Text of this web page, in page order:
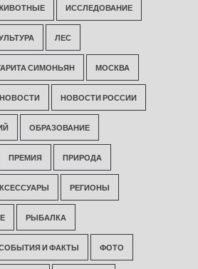
ИССЛЕДОВАНИЕ
ЛЕС
СИМОНЬЯН МОСКВА
НОВОСТИ НОВОСТИ РОССИИ
ОБРАЗОВАНИЕ
ПРЕМИЯ ПРИРОДА
РЕГИОНЫ
РЫБАЛКА
И ФАКТЫ ФОТО